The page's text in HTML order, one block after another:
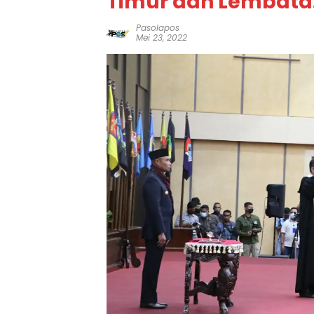
Pasolapos
Mei 23, 2022